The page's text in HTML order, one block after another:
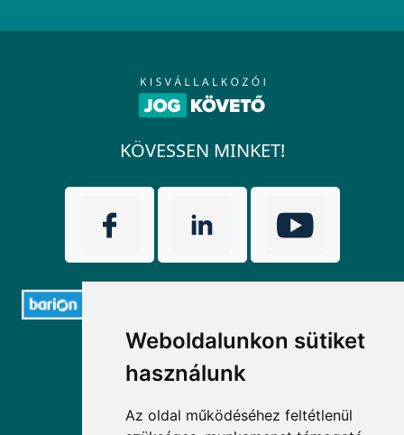
Weboldalunkon sütiket
használunk
Az oldal működéséhez feltétlenül
KÖVESSEN MINKET!
ELÉRHETŐSÉGEK